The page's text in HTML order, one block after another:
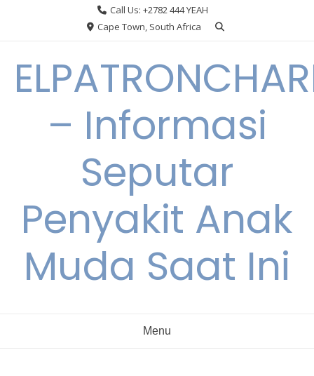
Call Us: +2782 444 YEAH
Cape Town, South Africa
– Informasi
Seputar
Penyakit Anak
Muda Saat Ini
Menu